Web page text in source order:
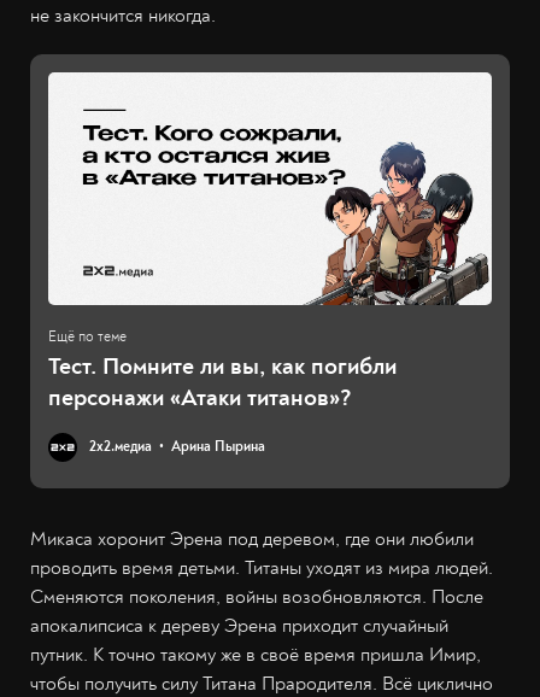
не закончится никогда.
Тест. Помните ли вы, как погибли
персонажи «Атаки титанов»?
2х2.медиа Арина Пырина
Микаса хоронит Эрена под деревом, где они любили
проводить время детьми. Титаны уходят из мира людей.
Сменяются поколения, войны возобновляются. После
апокалипсиса к дереву Эрена приходит случайный
путник. К точно такому же в своё время пришла Имир,
чтобы получить силу Титана Прародителя. Всё циклично